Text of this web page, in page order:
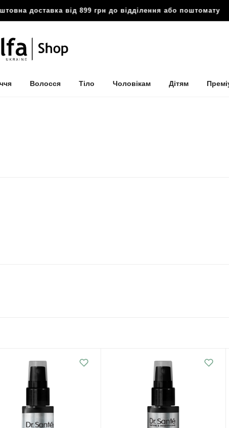
доставка від 899 грн до відділення або поштомату🔥
Волосся Тіло Чоловікам Дітям